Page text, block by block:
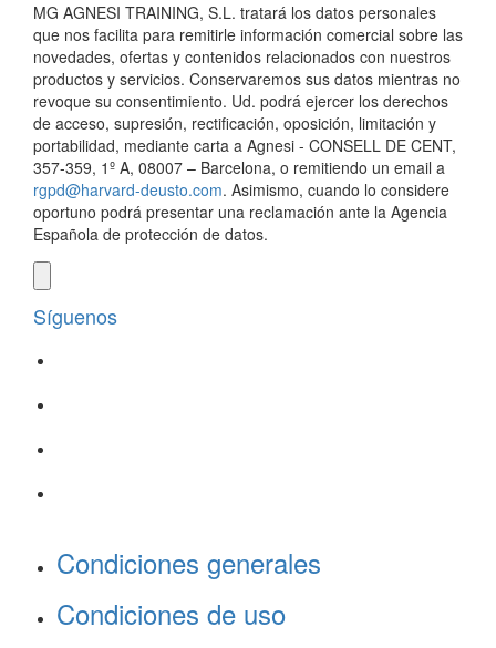
MG AGNESI TRAINING, S.L. tratará los datos personales
que nos facilita para remitirle información comercial sobre las
novedades, ofertas y contenidos relacionados con nuestros
productos y servicios. Conservaremos sus datos mientras no
revoque su consentimiento. Ud. podrá ejercer los derechos
de acceso, supresión, rectificación, oposición, limitación y
portabilidad, mediante carta a Agnesi - CONSELL DE CENT,
357-359, 1º A, 08007 – Barcelona, o remitiendo un email a
rgpd@harvard-deusto.com. Asimismo, cuando lo considere
oportuno podrá presentar una reclamación ante la Agencia
Española de protección de datos.
Síguenos
Condiciones generales
Condiciones de uso